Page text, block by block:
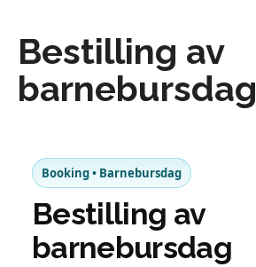
Bestilling av
barnebursdag
Booking • Barnebursdag
Bestilling av
barnebursdag